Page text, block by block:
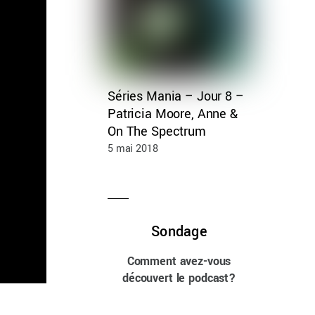
Séries Mania – Jour 8 –
Patricia Moore, Anne &
On The Spectrum
5 mai 2018
Sondage
Comment avez-vous
découvert le podcast?